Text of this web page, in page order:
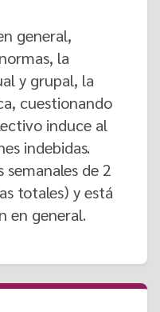
general,
la
y grupal, la
cuestionando
induce al
indebidas.
de 2
totales) y está
en general.